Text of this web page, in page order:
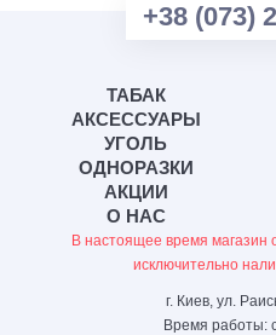
+38 (073)
ТАБАК
АКСЕССУАРЫ
УГОЛЬ
ОДНОРАЗКИ
АКЦИИ
О НАС
В настоящее время магазин
исключительно
г. Киев, ул.
Время работы: